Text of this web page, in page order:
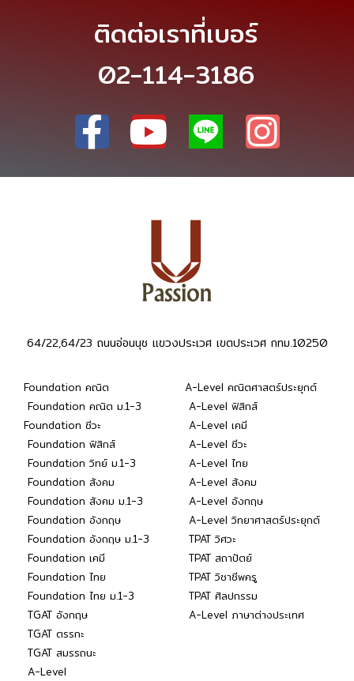
ติดต่อเราที่เบอร์
02-114-3186
64/22,64/23 ถนนอ่อนนุช แขวงประเวศ เขตประเวศ กทม.10250
Foundation คณิต
Foundation คณิต ม.1-3
Foundation ชีวะ
Foundation ฟิสิกส์
Foundation วิทย์ ม.1-3
Foundation สังคม
Foundation สังคม ม.1-3
Foundation อังกฤษ
Foundation อังกฤษ ม.1-3
Foundation เคมี
Foundation ไทย
Foundation ไทย ม.1-3
TGAT อังกฤษ
TGAT ตรรกะ
TGAT สมรรถนะ
A-Level
A-Level คณิตศาสตร์ประยุกต์
A-Level ฟิสิกส์
A-Level เคมี
A-Level ชีวะ
A-Level ไทย
A-Level สังคม
A-Level อังกฤษ
A-Level วิทยาศาสตร์ประยุกต์
TPAT วิศวะ
TPAT สถาปัตย์
TPAT วิชาชีพครู
TPAT ศิลปกรรม
A-Level ภาษาต่างประเทศ